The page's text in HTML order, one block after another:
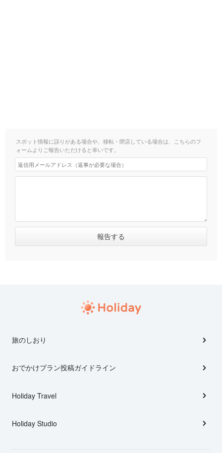
スポット情報に誤りがある場合や、移転・閉店している場合は、こちらのフ
ォームよりご報告いただけると幸いです。
旅のしおり
おでかけプラン投稿ガイドライン
Holiday Travel
Holiday Studio